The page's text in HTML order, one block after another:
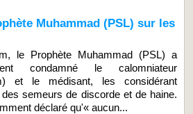
Muhammad (PSL) sur les
le Prophète Muhammad (PSL) a
condamné le calomniateur
et le médisant, les considérant
semeurs de discorde et de haine.
déclaré qu'« aucun...